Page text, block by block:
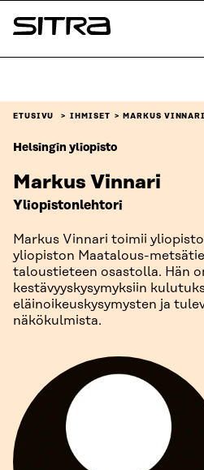
Siirry
suoraan
Sitra
ETUSIVU IHMISET MARKUS VINNARI
Helsingin yliopisto
Markus Vinnari
Yliopistonlehtori
Markus Vinnari toimii
yliopiston Maatalous-
taloustieteen osastolla. Hän
kestävyyskysymyksiin
eläinoikeuskysymysten ja
näkökulmista.